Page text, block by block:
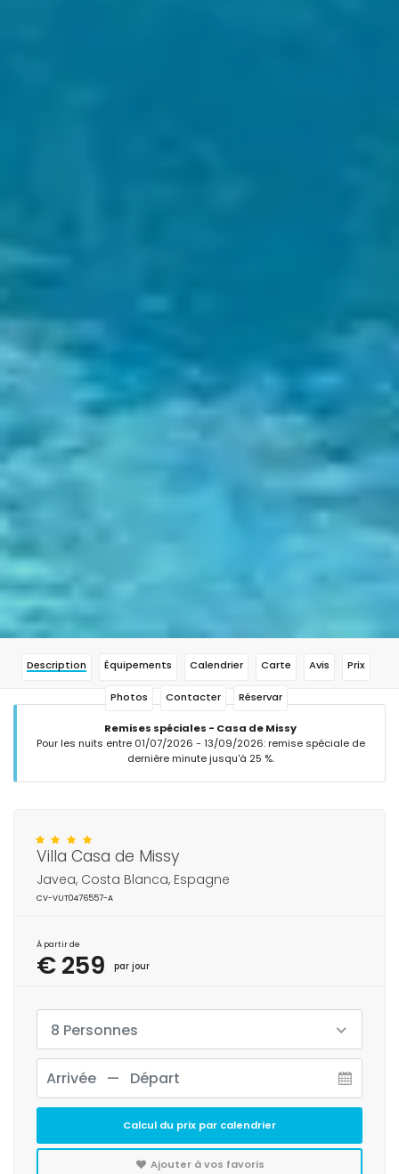
Description Équipements Calendrier Carte Avis Prix
Photos Contacter Réservar
Remises spéciales - Casa de Missy
Pour les nuits entre 01/07/2026 - 13/09/2026: remise spéciale de
dernière minute jusqu'à 25 %.
Villa Casa de Missy
Javea, Costa Blanca, Espagne
CV-VUT0476557-A
À partir de
€ 259 par jour
8 Personnes
Calcul du prix par calendrier
Ajouter à vos favoris